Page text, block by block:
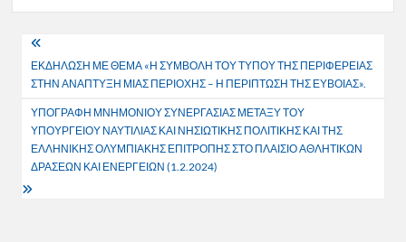
Πλοήγηση
άρθρων
ΕΚΔΗΛΩΣΗ ΜΕ ΘΕΜΑ «Η ΣΥΜΒΟΛΗ ΤΟΥ ΤΥΠΟΥ ΤΗΣ ΠΕΡΙΦΕΡΕΙΑΣ
ΣΤΗΝ ΑΝΑΠΤΥΞΗ ΜΙΑΣ ΠΕΡΙΟΧΗΣ – Η ΠΕΡΙΠΤΩΣΗ ΤΗΣ ΕΥΒΟΙΑΣ».
ΥΠΟΓΡΑΦΗ ΜΝΗΜΟΝΙΟΥ ΣΥΝΕΡΓΑΣΙΑΣ ΜΕΤΑΞΥ ΤΟΥ
ΥΠΟΥΡΓΕΙΟΥ ΝΑΥΤΙΛΙΑΣ ΚΑΙ ΝΗΣΙΩΤΙΚΗΣ ΠΟΛΙΤΙΚΗΣ ΚΑΙ ΤΗΣ
ΕΛΛΗΝΙΚΗΣ ΟΛΥΜΠΙΑΚΗΣ ΕΠΙΤΡΟΠΗΣ ΣΤΟ ΠΛΑΙΣΙΟ ΑΘΛΗΤΙΚΩΝ
ΔΡΑΣΕΩΝ ΚΑΙ ΕΝΕΡΓΕΙΩΝ (1.2.2024)